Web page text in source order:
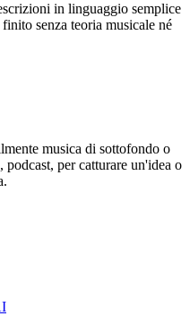
in linguaggio semplice
senza teoria musicale né
musica di sottofondo o
per catturare un'idea o